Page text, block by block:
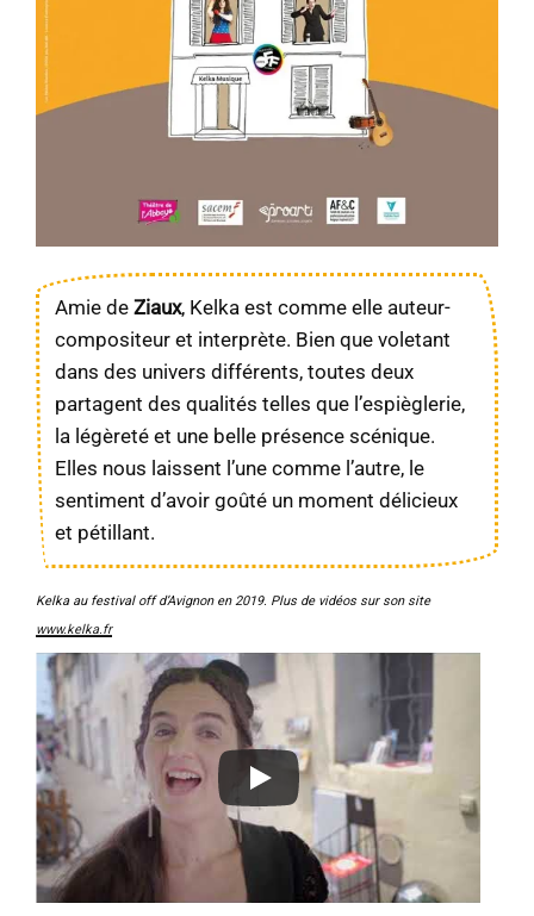
Amie deZiaux, Kelka est comme elle auteur-
compositeur et interprète. Bien que voletant
dans des univers différents, toutes deux
partagent des qualités telles que l’espièglerie,
la légèreté et une belle présence scénique.
Elles nous laissent l’une comme l’autre, le
sentiment d’avoir goûté un moment délicieux
et pétillant.
Kelka au festival off d’Avignon en 2019. Plus de vidéos sur son site
www.kelka.fr